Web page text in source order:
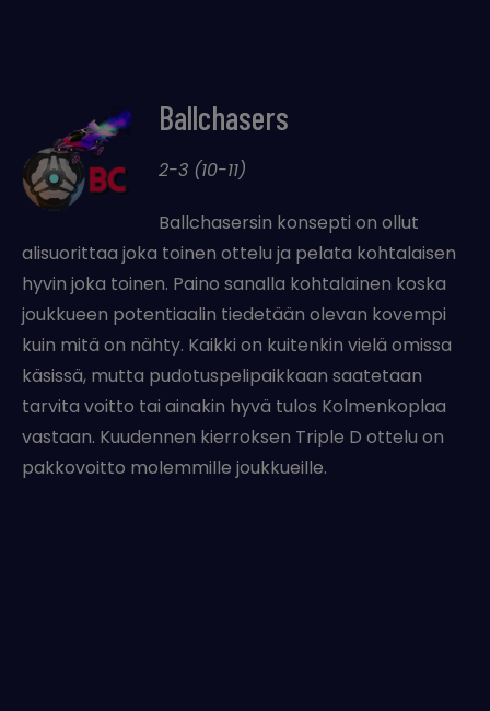
Ballchasers
2-3 (10-11)
Ballchasersin konsepti on ollut
alisuorittaa joka toinen ottelu ja pelata kohtalaisen
hyvin joka toinen. Paino sanalla kohtalainen koska
joukkueen potentiaalin tiedetään olevan kovempi
kuin mitä on nähty. Kaikki on kuitenkin vielä omissa
käsissä, mutta pudotuspelipaikkaan saatetaan
tarvita voitto tai ainakin hyvä tulos Kolmenkoplaa
vastaan. Kuudennen kierroksen Triple D ottelu on
pakkovoitto molemmille joukkueille.